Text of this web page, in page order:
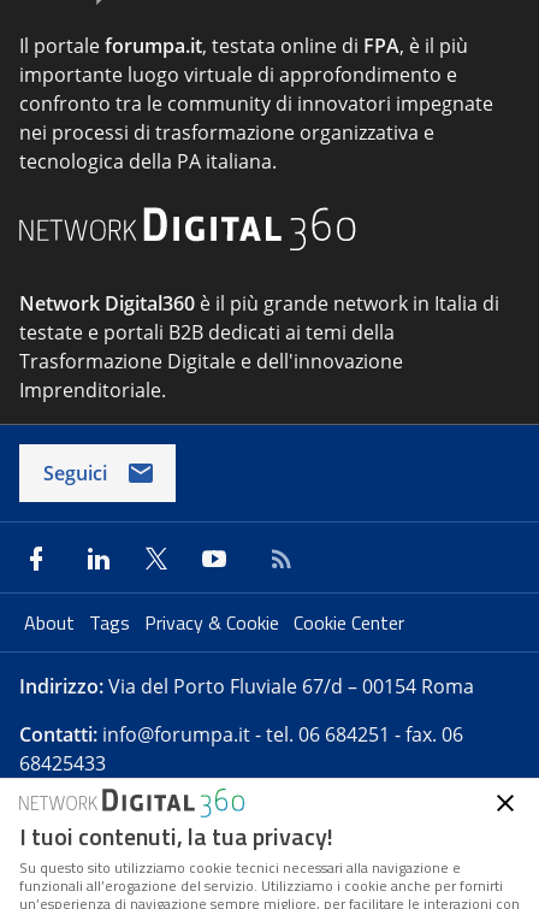
Il portaleforumpa.it, testata online di FPA, è il più
importante luogo virtuale di approfondimento e
confronto tra le community di innovatori impegnate
nei processi di trasformazione organizzativa e
tecnologica della PA italiana.
Network Digital360 è il più grande network in Italia di
testate e portali B2B dedicati ai temi della
Trasformazione Digitale e dell'innovazione
Imprenditoriale.
Seguici
About Tags Privacy & Cookie Cookie Center
Indirizzo:Via del Porto Fluviale 67/d – 00154 Roma
Contatti: info@forumpa.it- tel. 06 684251 - fax. 06
68425433
Forumpa.itè una pubblicazione telematica iscritta
presso Registro della stampa del Tribunale di Roma -
Reg. n. 182 del 2 maggio 2008 - Direttore resp. Michela
I tuoi contenuti, la tua privacy!
Su questo sito utilizziamo cookie tecnici necessari alla navigazione e
funzionali all’erogazione del servizio. Utilizziamo i cookie anche per fornirti
un’esperienza di navigazione sempre migliore, per facilitare le interazioni con